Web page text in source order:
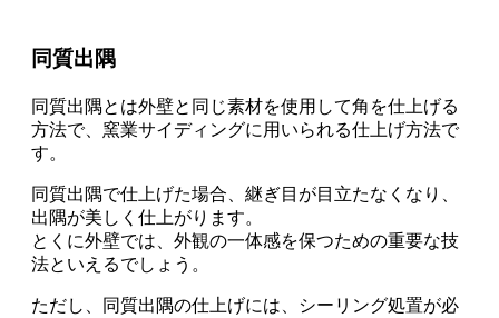
同質出隅
同質出隅とは外壁と同じ素材を使用して角を仕上げる
方法で、窯業サイディングに用いられる仕上げ方法で
す。
同質出隅で仕上げた場合 、継ぎ目が目立たなくなり、
出隅が美しく仕上がります。
とくに外壁では、外観の一体感を保つための重要な技
法といえるでしょう。
ただし、
同質出隅の仕上げには、シーリング処置が必